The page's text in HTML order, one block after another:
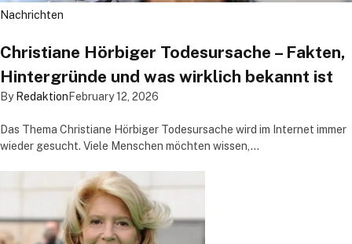
Nachrichten
Christiane Hörbiger Todesursache – Fakten,
Hintergründe und was wirklich bekannt ist
By Redaktion February 12, 2026
Das Thema Christiane Hörbiger Todesursache wird im Internet immer
wieder gesucht. Viele Menschen möchten wissen,…